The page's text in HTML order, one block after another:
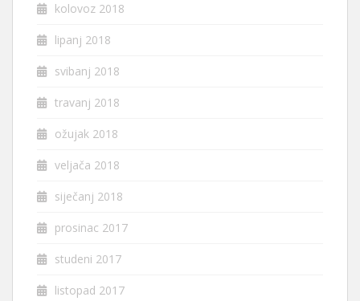
kolovoz 2018
lipanj 2018
svibanj 2018
travanj 2018
ožujak 2018
veljača 2018
siječanj 2018
prosinac 2017
studeni 2017
listopad 2017